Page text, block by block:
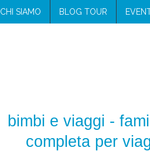
CHI SIAMO BLOG TOUR
bimbi e viaggi -
completa per